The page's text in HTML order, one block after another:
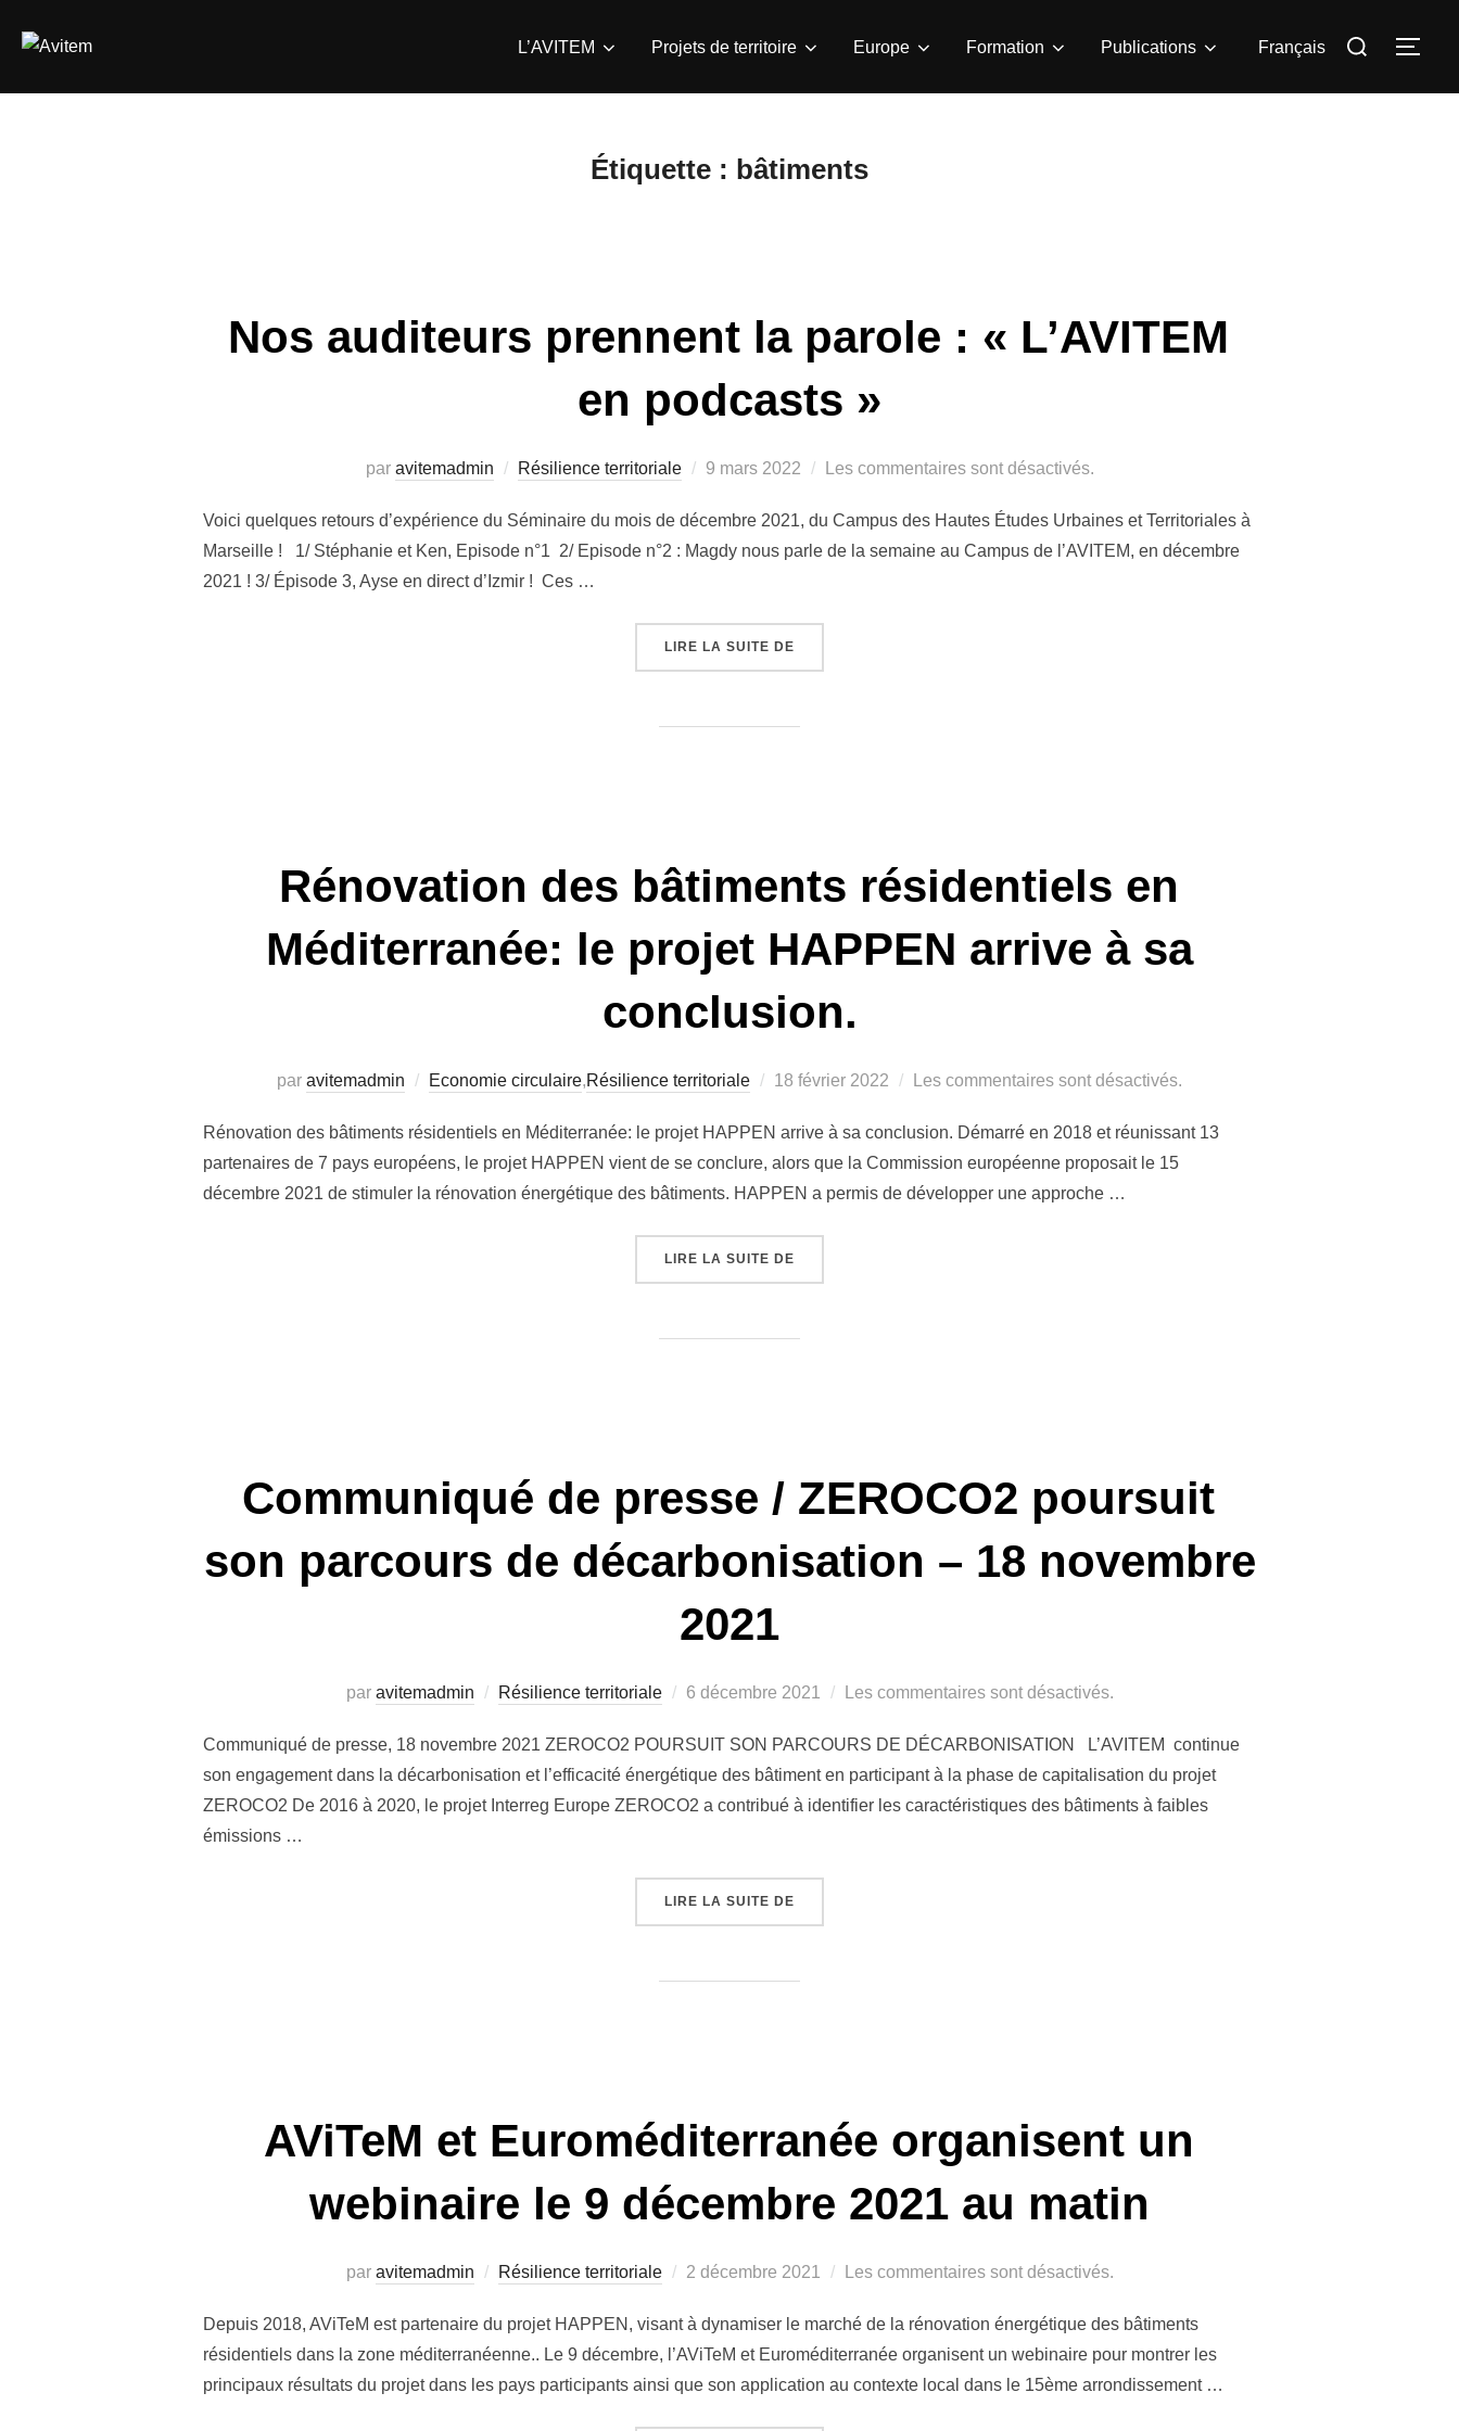
L’AVITEM Projets de territoire Europe Formation Publications Français
Rechercher :
Étiquette : bâtiments
Nos auditeurs prennent la parole : « L’AVITEM
en podcasts »
par avitemadmin Résilience territoriale
Publié
9 mars 2022 Les commentaires sont désactivés.
Voici quelques retours d’expérience du Séminaire du mois de décembre 2021, du Campus des Hautes Études Urbaines et Territoriales à
Marseille ! 1/ Stéphanie et Ken, Episode n°1 2/ Episode n°2 : Magdy nous parle de la semaine au Campus de l’AVITEM, en décembre
2021 ! 3/ Épisode 3, Ayse en direct d’Izmir ! Ces …
LIRE LA SUITE DE
Rénovation des bâtiments résidentiels en
Méditerranée: le projet HAPPEN arrive à sa
conclusion.
par avitemadmin Economie circulaire,Résilience territoriale
Publié
18 février 2022 Les commentaires sont désactivés.
Rénovation des bâtiments résidentiels en Méditerranée: le projet HAPPEN arrive à sa conclusion. Démarré en 2018 et réunissant 13
partenaires de 7 pays européens, le projet HAPPEN vient de se conclure, alors que la Commission européenne proposait le 15
décembre 2021 de stimuler la rénovation énergétique des bâtiments. HAPPEN a permis de développer une approche …
LIRE LA SUITE DE
Communiqué de presse / ZEROCO2 poursuit
son parcours de décarbonisation – 18 novembre
2021
par avitemadmin Résilience territoriale
Publié
6 décembre 2021 Les commentaires sont désactivés.
Communiqué de presse, 18 novembre 2021 ZEROCO2 POURSUIT SON PARCOURS DE DÉCARBONISATION L’AVITEM continue
son engagement dans la décarbonisation et l’efficacité énergétique des bâtiment en participant à la phase de capitalisation du projet
ZEROCO2 De 2016 à 2020, le projet Interreg Europe ZEROCO2 a contribué à identifier les caractéristiques des bâtiments à faibles
émissions …
LIRE LA SUITE DE
AViTeM et Euroméditerranée organisent un
webinaire le 9 décembre 2021 au matin
par avitemadmin Résilience territoriale
Publié
2 décembre 2021 Les commentaires sont désactivés.
Depuis 2018, AViTeM est partenaire du projet HAPPEN, visant à dynamiser le marché de la rénovation énergétique des bâtiments
résidentiels dans la zone méditerranéenne.. Le 9 décembre, l’AViTeM et Euroméditerranée organisent un webinaire pour montrer les
principaux résultats du projet dans les pays participants ainsi que son application au contexte local dans le 15ème arrondissement …